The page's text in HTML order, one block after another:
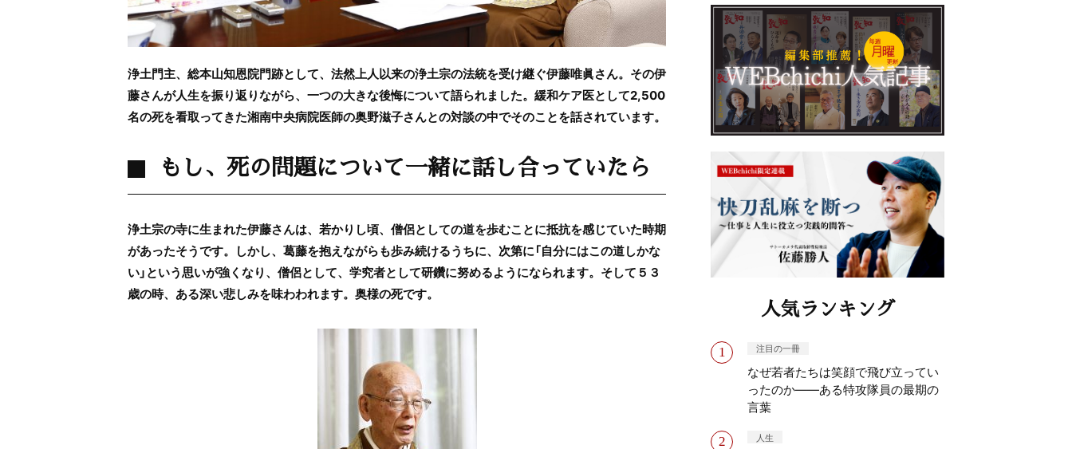
浄土門主、総本山知恩院門跡として、法然上人以来の浄土宗の法統を受け継ぐ伊藤唯眞さん。その伊
藤さんが人生を振り返りながら、一つの大きな後悔について語られました。緩和ケア医として2,500
名の死を看取ってきた湘南中央病院医師の奥野滋子さんとの対談の中でそのことを話されています。
もし、死の問題について一緒に話し合っていたら
浄土宗の寺に生まれた伊藤さんは、若かりし頃、僧侶としての道を歩むことに抵抗を感じていた時期
があったそうです。しかし、葛藤を抱えながらも歩み続けるうちに、次第に「自分にはこの道しかな
い」という思いが強くなり、僧侶として、学究者として研鑽に努めるようになられます。そして５３
歳の時、ある深い悲しみを味わわれます。奥様の死です。
人気ランキング
注目の一冊
なぜ若者たちは笑顔で飛び立ってい
ったのか——ある特攻隊員の最期の
言葉
人生